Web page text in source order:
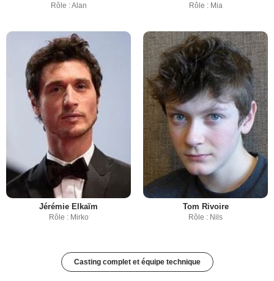
Rôle : Alan Rôle : Mia
Jérémie Elkaïm
Rôle : Mirko
Tom Rivoire
Rôle : Nils
Casting complet et équipe technique